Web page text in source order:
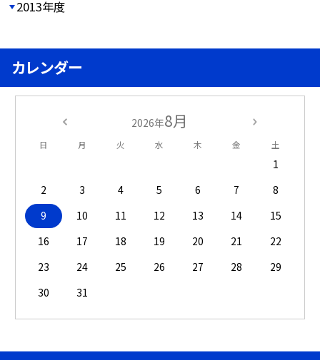
2013年度
カレンダー
2026年8月
日 月 火 水 木 金 土
1
2
3 4 5 6 7
8
9
10 11 12 13 14
15
16
17 18 19 20 21
22
23
24 25 26 27 28
29
30
31